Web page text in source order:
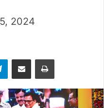
2024
TelegramShare via Email Print